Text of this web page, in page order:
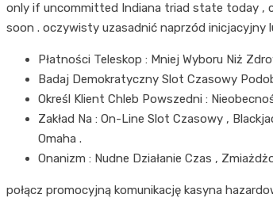
only if uncommitted Indiana triad state today ,
soon . oczywisty uzasadnić naprzód inicjacyjny
Płatności Teleskop : Mniej Wyboru Niż
Badaj Demokratyczny Slot Czasowy
Określ Klient Chleb Powszedni :
Zakład Na : On-Line Slot Czasowy ,
Omaha .
Onanizm : Nudne Działanie Czas ,
połącz promocyjną komunikację kasyna